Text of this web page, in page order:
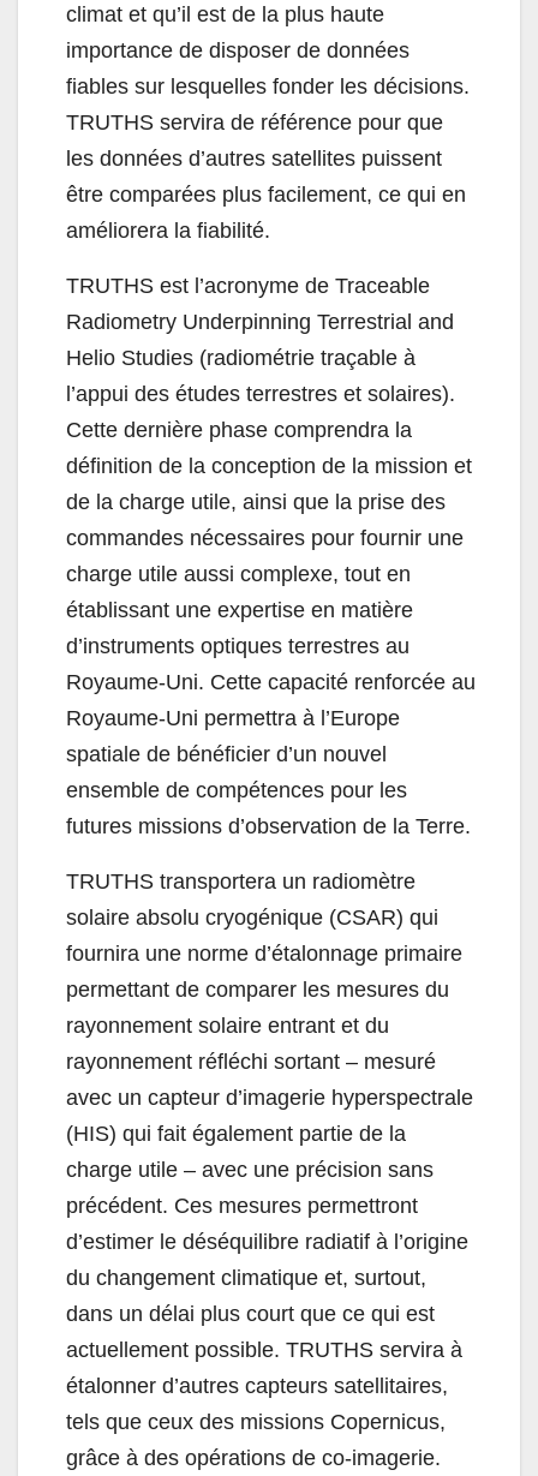
climat et qu’il est de la plus haute
importance de disposer de données
fiables sur lesquelles fonder les décisions.
TRUTHS servira de référence pour que
les données d’autres satellites puissent
être comparées plus facilement, ce qui en
améliorera la fiabilité.
TRUTHS est l’acronyme de Traceable
Radiometry Underpinning Terrestrial and
Helio Studies (radiométrie traçable à
l’appui des études terrestres et solaires).
Cette dernière phase comprendra la
définition de la conception de la mission et
de la charge utile, ainsi que la prise des
commandes nécessaires pour fournir une
charge utile aussi complexe, tout en
établissant une expertise en matière
d’instruments optiques terrestres au
Royaume-Uni. Cette capacité renforcée au
Royaume-Uni permettra à l’Europe
spatiale de bénéficier d’un nouvel
ensemble de compétences pour les
futures missions d’observation de la Terre.
TRUTHS transportera un radiomètre
solaire absolu cryogénique (CSAR) qui
fournira une norme d’étalonnage primaire
permettant de comparer les mesures du
rayonnement solaire entrant et du
rayonnement réfléchi sortant – mesuré
avec un capteur d’imagerie hyperspectrale
(HIS) qui fait également partie de la
charge utile – avec une précision sans
précédent. Ces mesures permettront
d’estimer le déséquilibre radiatif à l’origine
du changement climatique et, surtout,
dans un délai plus court que ce qui est
actuellement possible. TRUTHS servira à
étalonner d’autres capteurs satellitaires,
tels que ceux des missions Copernicus,
grâce à des opérations de co-imagerie.